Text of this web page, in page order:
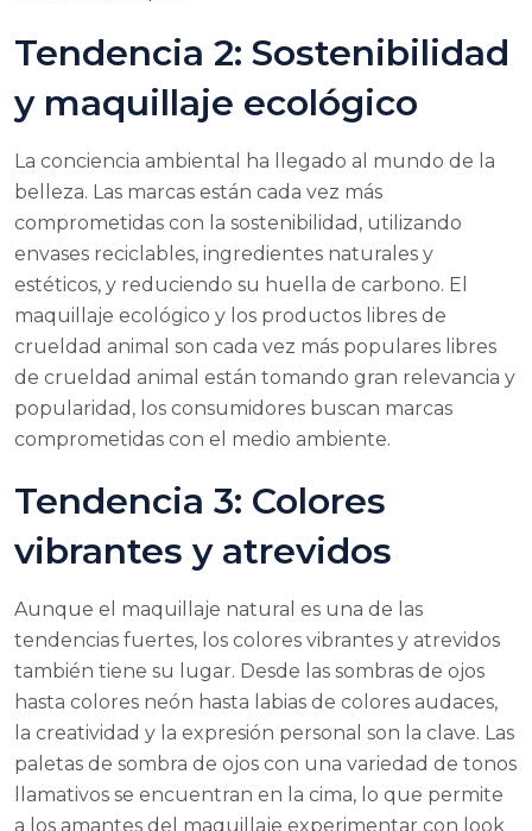
Tendencia 2: Sostenibilidad
y maquillaje ecológico
La conciencia ambiental ha llegado al mundo de la
belleza. Las marcas están cada vez más
comprometidas con la sostenibilidad, utilizando
envases reciclables, ingredientes naturales y
estéticos, y reduciendo su huella de carbono. El
maquillaje ecológico y los productos libres de
crueldad animal son cada vez más populares libres
de crueldad animal están tomando gran relevancia y
popularidad, los consumidores buscan marcas
comprometidas con el medio ambiente.
Tendencia 3: Colores
vibrantes y atrevidos
Aunque el maquillaje natural es una de las
tendencias fuertes, los colores vibrantes y atrevidos
también tiene su lugar. Desde las sombras de ojos
hasta colores neón hasta labias de colores audaces,
la creatividad y la expresión personal son la clave. Las
paletas de sombra de ojos con una variedad de tonos
llamativos se encuentran en la cima, lo que permite
a los amantes del maquillaje experimentar con look